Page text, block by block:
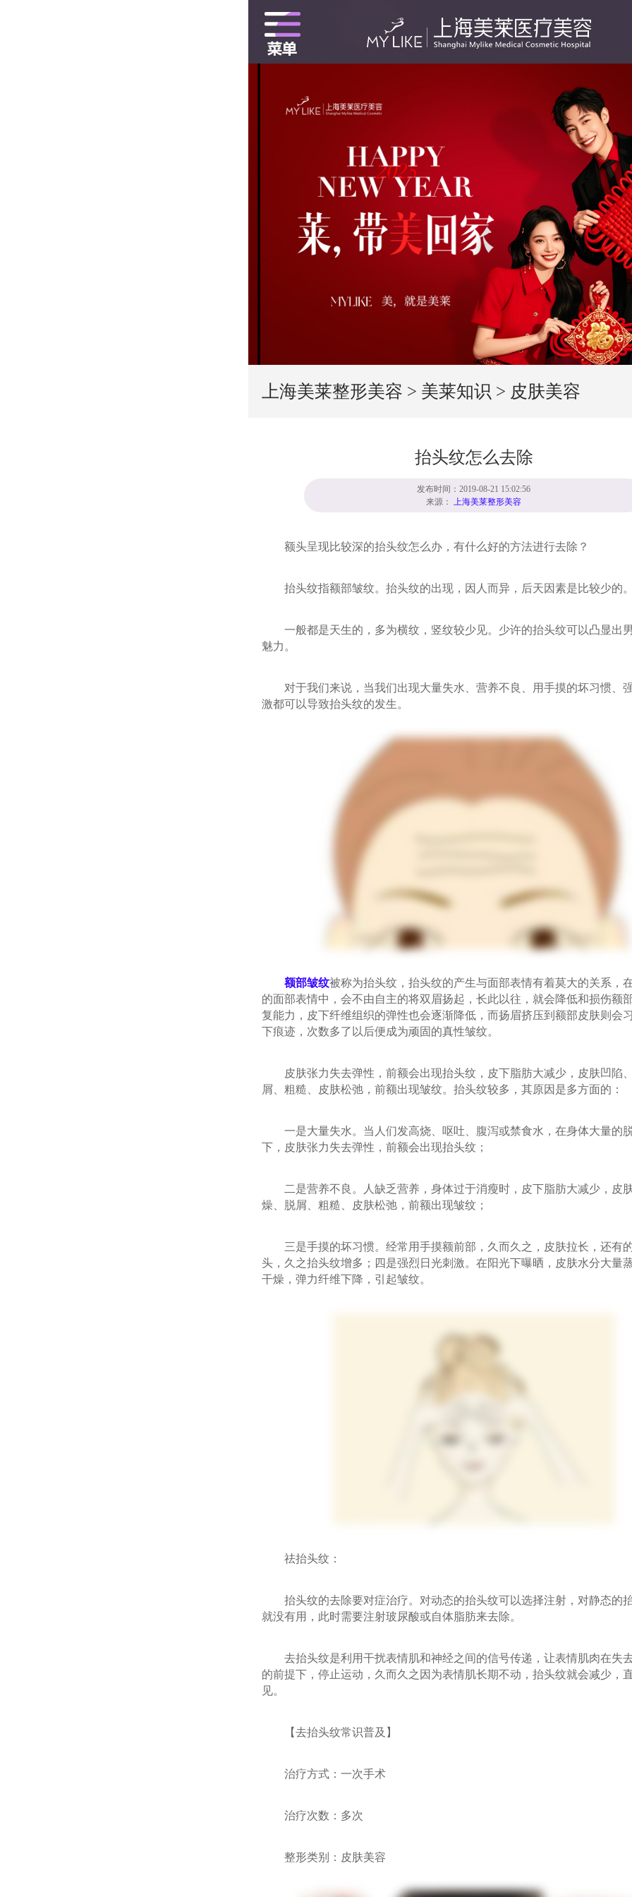
上海美莱整形美容 > 美莱知识 > 皮肤美容
抬头纹怎么去除
发布时间：2019-08-21 15:02:56
来源：上海美莱整形美容
额头呈现比较深的抬头纹怎么办，有什么好的方法进行去除？
抬头纹指额部皱纹。抬头纹的出现，因人而异，后天因素是比较少的
一般都是天生的，多为横纹，竖纹较少见。少许的抬头纹可以凸显出
魅力。
对于我们来说，当我们出现大量失水、营养不良、用手摸的坏习惯、
激都可以导致抬头纹的发生。
额部皱纹被称为抬头纹，抬头纹的产生与面部表情有着莫大的关系，
的面部表情中，会不由自主的将双眉扬起，长此以往，就会降低和损伤额
复能力，皮下纤维组织的弹性也会逐渐降低，而扬眉挤压到额部皮肤则会
下痕迹，次数多了以后便成为顽固的真性皱纹。
皮肤张力失去弹性，前额会出现抬头纹，皮下脂肪大减少，皮肤凹陷
屑、粗糙、皮肤松弛，前额出现皱纹。抬头纹较多，其原因是多方面的：
一是大量失水。当人们发高烧、呕吐、腹泻或禁食水，在身体大量的
下，皮肤张力失去弹性，前额会出现抬头纹；
二是营养不良。人缺乏营养，身体过于消瘦时，皮下脂肪大减少，皮
燥、脱屑、粗糙、皮肤松弛，前额出现皱纹；
三是手摸的坏习惯。经常用手摸额前部，久而久之，皮肤拉长，还有
头，久之抬头纹增多；四是强烈日光刺激。在阳光下曝晒，皮肤水分大量
干燥，弹力纤维下降，引起皱纹。
祛抬头纹：
抬头纹的去除要对症治疗。对动态的抬头纹可以选择注射，对静态的
就没有用，此时需要注射玻尿酸或自体脂肪来去除。
去抬头纹是利用干扰表情肌和神经之间的信号传递，让表情肌肉在失
的前提下，停止运动，久而久之因为表情肌长期不动，抬头纹就会减少，
见。
【去抬头纹常识普及】
治疗方式：一次手术
治疗次数：多次
整形类别：皮肤美容